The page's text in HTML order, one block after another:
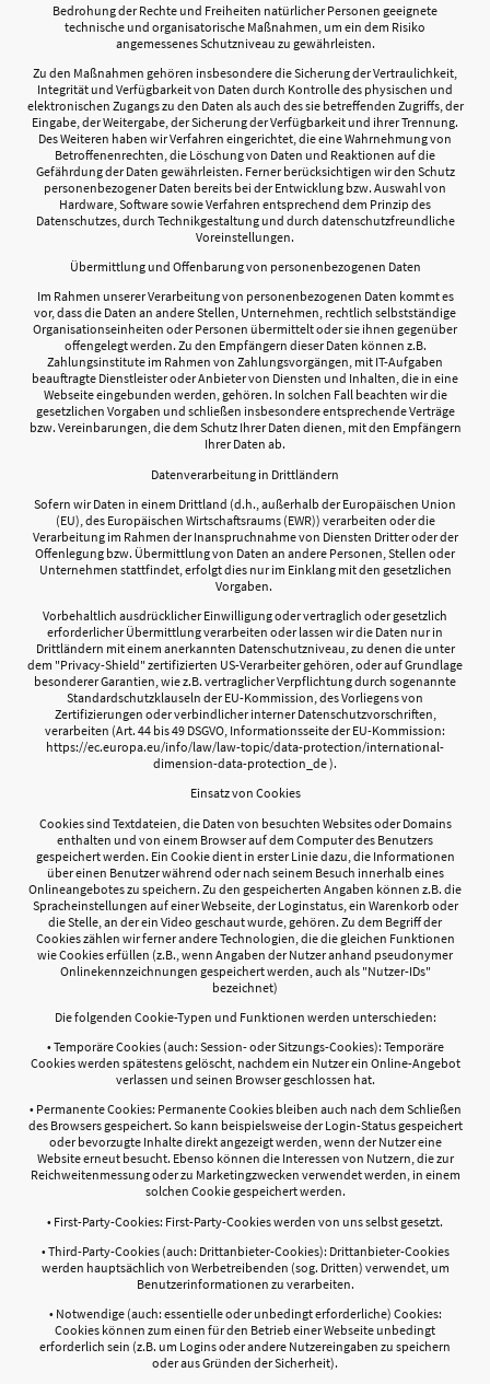
Bedrohung der Rechte und Freiheiten natürlicher Personen geeignete
technische und organisatorische Maßnahmen, um ein dem Risiko
angemessenes Schutzniveau zu gewährleisten.
Zu den Maßnahmen gehören insbesondere die Sicherung der Vertraulichkeit,
Integrität und Verfügbarkeit von Daten durch Kontrolle des physischen und
elektronischen Zugangs zu den Daten als auch des sie betreffenden Zugriffs, der
Eingabe, der Weitergabe, der Sicherung der Verfügbarkeit und ihrer Trennung.
Des Weiteren haben wir Verfahren eingerichtet, die eine Wahrnehmung von
Betroffenenrechten, die Löschung von Daten und Reaktionen auf die
Gefährdung der Daten gewährleisten. Ferner berücksichtigen wir den Schutz
personenbezogener Daten bereits bei der Entwicklung bzw. Auswahl von
Hardware, Software sowie Verfahren entsprechend dem Prinzip des
Datenschutzes, durch Technikgestaltung und durch datenschutzfreundliche
Voreinstellungen.
Übermittlung und Offenbarung von personenbezogenen Daten
Im Rahmen unserer Verarbeitung von personenbezogenen Daten kommt es
vor, dass die Daten an andere Stellen, Unternehmen, rechtlich selbstständige
Organisationseinheiten oder Personen übermittelt oder sie ihnen gegenüber
offengelegt werden. Zu den Empfängern dieser Daten können z.B.
Zahlungsinstitute im Rahmen von Zahlungsvorgängen, mit IT-Aufgaben
beauftragte Dienstleister oder Anbieter von Diensten und Inhalten, die in eine
Webseite eingebunden werden, gehören. In solchen Fall beachten wir die
gesetzlichen Vorgaben und schließen insbesondere entsprechende Verträge
bzw. Vereinbarungen, die dem Schutz Ihrer Daten dienen, mit den Empfängern
Ihrer Daten ab.
Datenverarbeitung in Drittländern
Sofern wir Daten in einem Drittland (d.h., außerhalb der Europäischen Union
(EU), des Europäischen Wirtschaftsraums (EWR)) verarbeiten oder die
Verarbeitung im Rahmen der Inanspruchnahme von Diensten Dritter oder der
Offenlegung bzw. Übermittlung von Daten an andere Personen, Stellen oder
Unternehmen stattfindet, erfolgt dies nur im Einklang mit den gesetzlichen
Vorgaben.
Vorbehaltlich ausdrücklicher Einwilligung oder vertraglich oder gesetzlich
erforderlicher Übermittlung verarbeiten oder lassen wir die Daten nur in
Drittländern mit einem anerkannten Datenschutzniveau, zu denen die unter
dem "Privacy-Shield" zertifizierten US-Verarbeiter gehören, oder auf Grundlage
besonderer Garantien, wie z.B. vertraglicher Verpflichtung durch sogenannte
Standardschutzklauseln der EU-Kommission, des Vorliegens von
Zertifizierungen oder verbindlicher interner Datenschutzvorschriften,
verarbeiten (Art. 44 bis 49 DSGVO, Informationsseite der EU-Kommission:
https://ec.europa.eu/info/law/law-topic/data-protection/international-
dimension-data-protection_de ).
Einsatz von Cookies
Cookies sind Textdateien, die Daten von besuchten Websites oder Domains
enthalten und von einem Browser auf dem Computer des Benutzers
gespeichert werden. Ein Cookie dient in erster Linie dazu, die Informationen
über einen Benutzer während oder nach seinem Besuch innerhalb eines
Onlineangebotes zu speichern. Zu den gespeicherten Angaben können z.B. die
Spracheinstellungen auf einer Webseite, der Loginstatus, ein Warenkorb oder
die Stelle, an der ein Video geschaut wurde, gehören. Zu dem Begriff der
Cookies zählen wir ferner andere Technologien, die die gleichen Funktionen
wie Cookies erfüllen (z.B., wenn Angaben der Nutzer anhand pseudonymer
Onlinekennzeichnungen gespeichert werden, auch als "Nutzer-IDs"
bezeichnet)
Die folgenden Cookie-Typen und Funktionen werden unterschieden:
• Temporäre Cookies (auch: Session- oder Sitzungs-Cookies): Temporäre
Cookies werden spätestens gelöscht, nachdem ein Nutzer ein Online-Angebot
verlassen und seinen Browser geschlossen hat.
• Permanente Cookies: Permanente Cookies bleiben auch nach dem Schließen
des Browsers gespeichert. So kann beispielsweise der Login-Status gespeichert
oder bevorzugte Inhalte direkt angezeigt werden, wenn der Nutzer eine
Website erneut besucht. Ebenso können die Interessen von Nutzern, die zur
Reichweitenmessung oder zu Marketingzwecken verwendet werden, in einem
solchen Cookie gespeichert werden.
• First-Party-Cookies: First-Party-Cookies werden von uns selbst gesetzt.
• Third-Party-Cookies (auch: Drittanbieter-Cookies): Drittanbieter-Cookies
werden hauptsächlich von Werbetreibenden (sog. Dritten) verwendet, um
Benutzerinformationen zu verarbeiten.
• Notwendige (auch: essentielle oder unbedingt erforderliche) Cookies:
Cookies können zum einen für den Betrieb einer Webseite unbedingt
erforderlich sein (z.B. um Logins oder andere Nutzereingaben zu speichern
oder aus Gründen der Sicherheit).